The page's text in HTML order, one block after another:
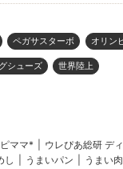
ペガサスターボ オリン
シューズ 世界陸上
ママ* ウレぴあ総研 デ
し
うまいパン うまい肉